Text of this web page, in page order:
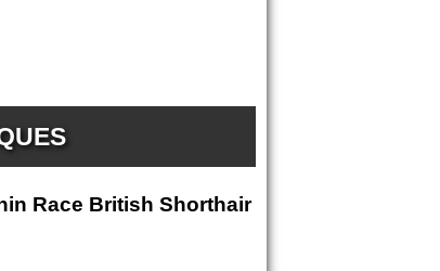
Race British Shorthair